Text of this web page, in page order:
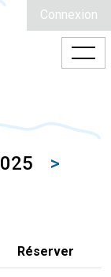
Connexion
>
Réserver